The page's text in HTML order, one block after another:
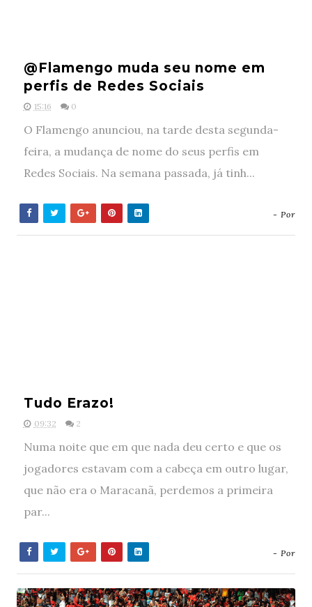
@Flamengo muda seu nome em
perfis de Redes Sociais
15:16 0
O Flamengo anunciou, na tarde desta segunda-
feira, a mudança de nome do seus perfis em
Redes Sociais. Na semana passada, já tinh...
- Por
Tudo Erazo!
09:32 2
Numa noite que em que nada deu certo e que os
jogadores estavam com a cabeça em outro lugar,
que não era o Maracanã, perdemos a primeira
par...
- Por